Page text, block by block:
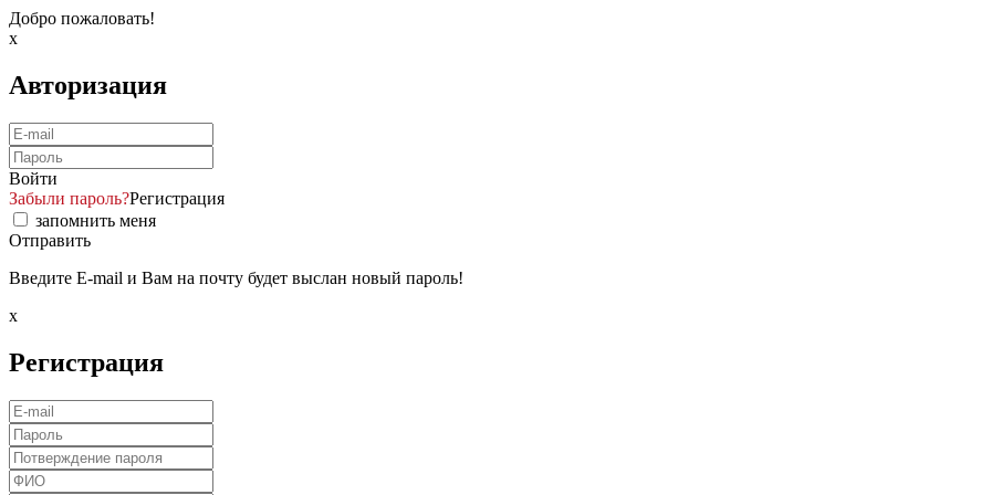
Добро пожаловать!
x
Авторизация
Войти
Забыли пароль?Регистрация
запомнить меня
Отправить
Введите E-mail и Вам на почту будет выслан новый пароль!
x
Регистрация